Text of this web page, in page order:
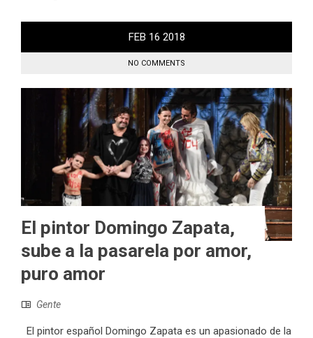
FEB 16 2018
NO COMMENTS
El pintor Domingo Zapata,
sube a la pasarela por amor,
puro amor
Gente
El pintor español Domingo Zapata es un apasionado de la